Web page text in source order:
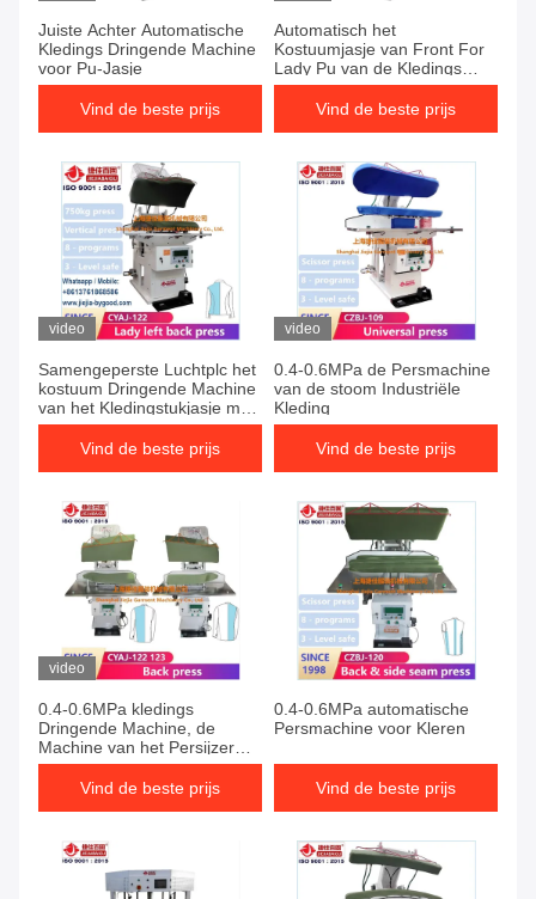
Juiste Achter Automatische
Kledings Dringende Machine
voor Pu-Jasje
Vind de beste prijs
Automatisch het
Kostuumjasje van Front For
Lady Pu van de Kledings
Dringende Machine Juist
Vind de beste prijs
video
Samengeperste Luchtplc het
kostuum Dringende Machine
van het Kledingstukjasje met
de blazerkostuum van het
Stoom Verwarmingssysteem
Vind de beste prijs
video
0.4-0.6MPa de Persmachine
van de stoom Industriële
Kleding
Vind de beste prijs
video
0.4-0.6MPa kledings
Dringende Machine, de
Machine van het Persijzer
voor Kleren
Vind de beste prijs
0.4-0.6MPa automatische
Persmachine voor Kleren
Vind de beste prijs